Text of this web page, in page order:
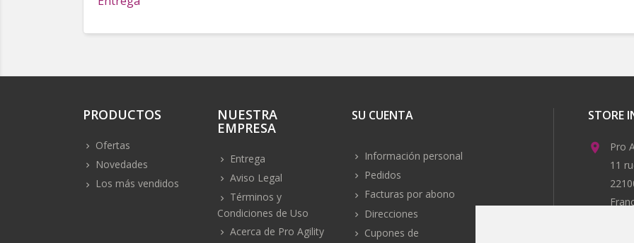
PRODUCTOS
Ofertas
Novedades
Los más vendidos
NUESTRA
EMPRESA
Entrega
Aviso Legal
Términos y
Condiciones de Uso
Acerca de Pro Agility
SU CUENTA
Información personal
Pedidos
Facturas por abono
Direcciones
Cupones de
STORE

Pro
11